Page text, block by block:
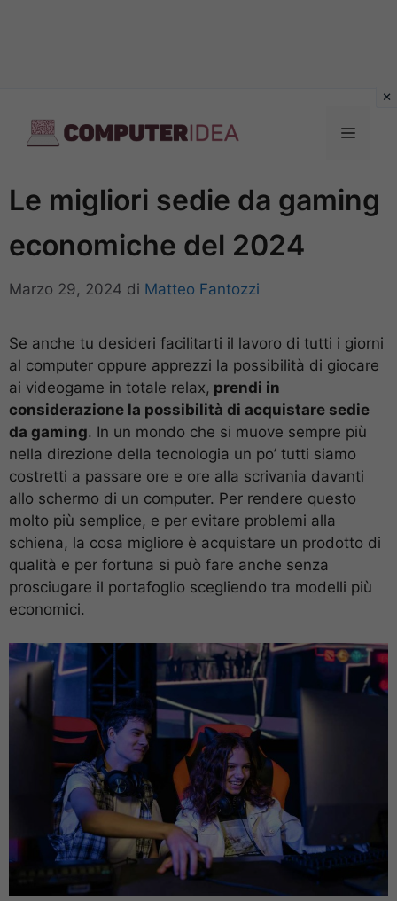
contenuto
Menu
Le migliori sedie da gaming
economiche del 2024
Marzo 29, 2024 di Matteo Fantozzi
Se anche tu desideri facilitarti il lavoro di tutti i giorni
al computer oppure apprezzi la possibilità di giocare
ai videogame in totale relax, prendi in
considerazione la possibilità di acquistare sedie
da gaming. In un mondo che si muove sempre più
nella direzione della tecnologia un po’ tutti siamo
costretti a passare ore e ore alla scrivania davanti
allo schermo di un computer. Per rendere questo
molto più semplice, e per evitare problemi alla
schiena, la cosa migliore è acquistare un prodotto di
qualità e per fortuna si può fare anche senza
prosciugare il portafoglio scegliendo tra modelli più
economici.